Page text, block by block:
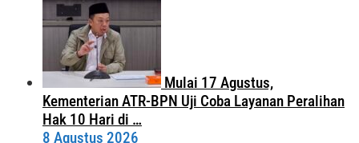
Mulai 17 Agustus,
Kementerian ATR-BPN Uji Coba Layanan Peralihan
Hak 10 Hari di …
8 Agustus 2026